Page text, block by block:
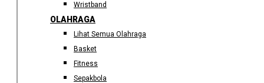
Wristband
OLAHRAGA
Lihat Semua Olahraga
Basket
Fitness
Sepakbola